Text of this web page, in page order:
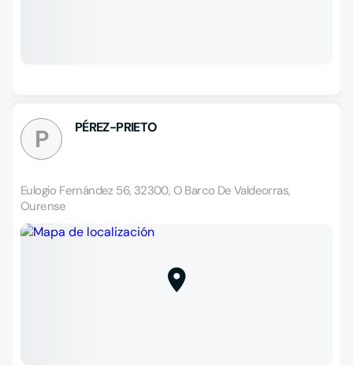
P PÉREZ-PRIETO
Eulogio Fernández 56, 32300, O Barco De Valdeorras,
Ourense